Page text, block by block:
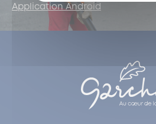
Application Android